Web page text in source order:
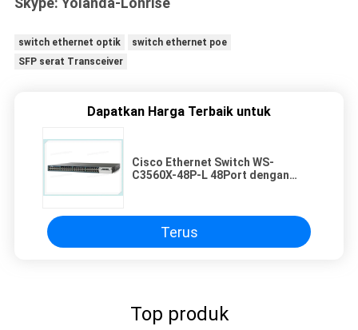
switch ethernet optik
switch ethernet poe
SFP serat Transceiver
Dapatkan Harga Terbaik untuk
Cisco Ethernet Switch WS-
C3560X-48P-L 48Port dengan
Terus
Top produk